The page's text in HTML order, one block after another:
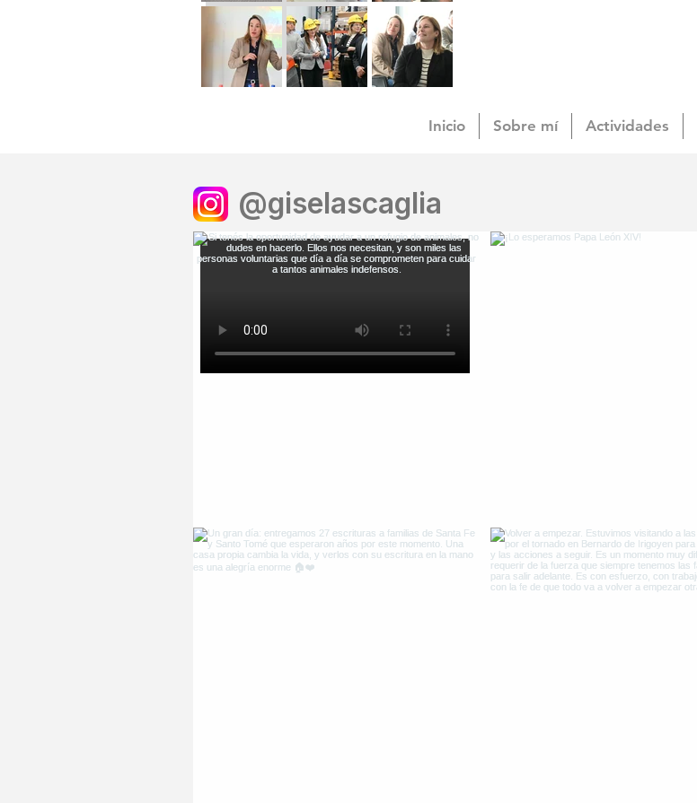
Inicio Sobre mí Actividades
@giselascaglia